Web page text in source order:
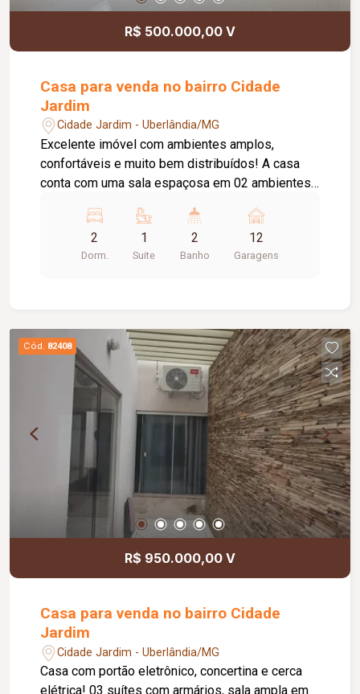
R$ 500.000,00 V
Casa para venda no bairro Cidade
Jardim
Cidade Jardim - Uberlândia/MG
Excelente imóvel com ambientes amplos,
confortáveis e muito bem distribuídos! A casa
conta com uma sala espaçosa em 02 ambientes,
a dia. São 02 quartos com armários planejados,
sendo 01 suíte com box. O banheiro social
também possui armário e box, oferecendo mais
dispõe ainda de uma edícula ampla, equipada
com pia de apoio e hidromassagem, perfeita para
momentos de lazer e relaxamento. Além disso,
possui quintal e 02 vagas de garagem. Uma ótima
oportunidade para quem busca conforto,
praticidade e excelente localização!
2
Dorm.
1
Suite
2
Banho
12
Garagens
Cód. 82408
R$ 950.000,00 V
Casa para venda no bairro Cidade
Jardim
Cidade Jardim - Uberlândia/MG
Casa com portão eletrônico, concertina e cerca
elétrica! 03 suítes com armários, sala ampla em